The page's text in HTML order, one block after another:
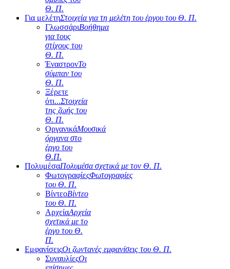
Θ. Π.
Για μελέτηΣτοιχεία για τη μελέτη του έργου του Θ. Π.
ΓλωσσάριΒοήθημα
για τους
στίχους του
Θ. Π.
ΈναστρονΤο
σύμπαν του
Θ. Π.
Ξέρετε
ότι...Στοιχεία
της ζωής του
Θ. Π.
ΟργανικάΜουσικά
όργανα στο
έργο του
Θ.Π.
ΠολυμέσαΠολυμέσα σχετικά με τον Θ. Π.
ΦωτογραφίεςΦωτογραφίες
του Θ. Π.
ΒίντεοΒίντεο
του Θ. Π.
ΑρχείαΑρχεία
σχετικά με το
έργο του Θ.
Π.
ΕμφανίσειςΟι ζωντανές εμφανίσεις του Θ. Π.
ΣυναυλίεςΟι